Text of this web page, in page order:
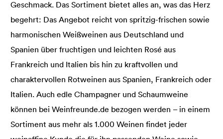
Geschmack. Das Sortiment bietet alles an, was das Herz
begehrt: Das Angebot reicht von spritzig-frischen sowie
harmonischen Weißweinen aus Deutschland und
Spanien über fruchtigen und leichten Rosé aus
Frankreich und Italien bis hin zu kraftvollen und
charaktervollen Rotweinen aus Spanien, Frankreich oder
Italien. Auch edle Champagner und Schaumweine
können bei Weinfreunde.de bezogen werden – in einem
Sortiment aus mehr als 1.000 Weinen findet jeder